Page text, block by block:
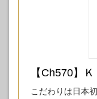
【Ch570】
こだわりは日本